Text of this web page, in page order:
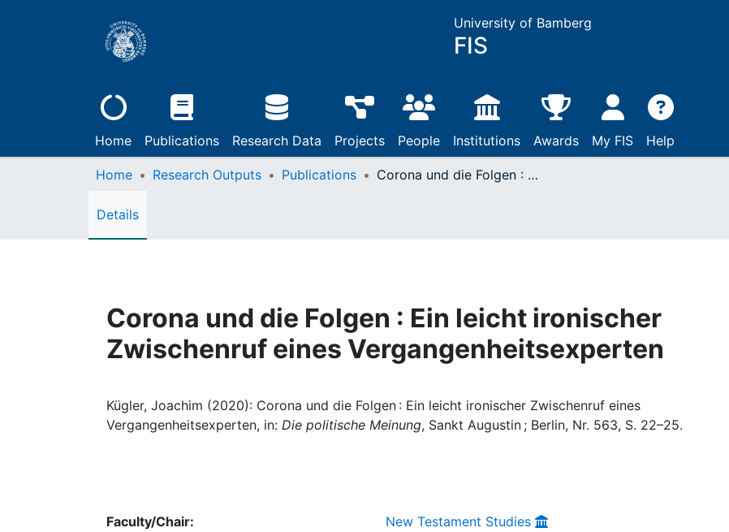
University of Bamberg
FIS
Home Publications Research Data Projects People Institutions Awards My FIS Help
Home Research Outputs Publications Corona und die Folgen : Ein leicht ironischer Zwischenruf eines Vergangenheitsexperten
Details
Corona und die Folgen : Ein leicht ironischer
Zwischenruf eines Vergangenheitsexperten
Kügler, Joachim (2020): Corona und die Folgen : Ein leicht ironischer Zwischenruf eines
Vergangenheitsexperten, in: Die politische Meinung, Sankt Augustin ; Berlin, Nr. 563, S. 22–25.
Faculty/Chair:
New Testament Studies